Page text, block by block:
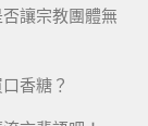
讓宗教團體無
香糖？